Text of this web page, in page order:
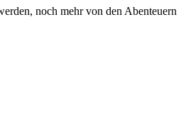
noch mehr von den Abenteuern